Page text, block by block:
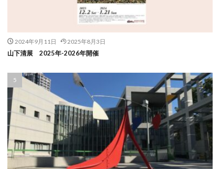
2024年9月11日 2025年8月3日
山下清展 2025年-2026年開催